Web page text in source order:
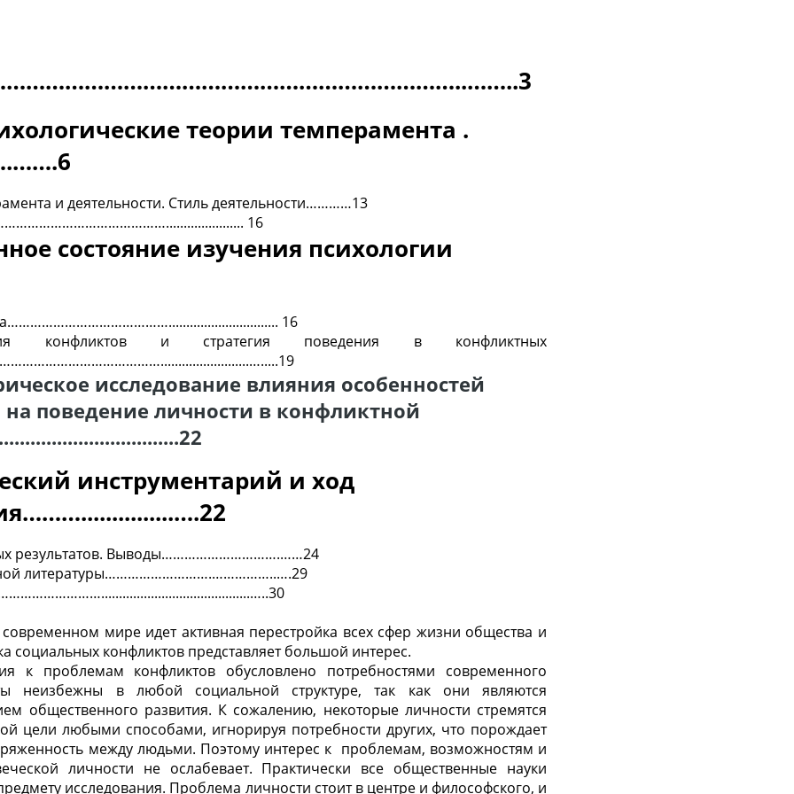
теории темперамента .
и деятельности. Стиль деятельности…………13
16
состояние изучения психологии
16
конфликтов и стратегия поведения в конфликтных
исследование влияния особенностей
поведение личности в конфликтной
инструментарий и ход
результатов. Выводы………………………….……24
литературы……………………….……………..….29
мире идет активная перестройка всех сфер жизни общества и
социальных конфликтов представляет большой интерес.
к проблемам конфликтов обусловлено потребностями современного
неизбежны в любой социальной структуре, так как они являются
общественного развития. К сожалению, некоторые личности стремятся
цели любыми способами, игнорируя потребности других, что порождает
между людьми. Поэтому интерес к проблемам, возможностям и
личности не ослабевает. Практически все общественные науки
исследования. Проблема личности стоит в центре и философского, и